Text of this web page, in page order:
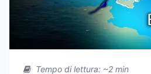
Tempo di lettura: ~2 min